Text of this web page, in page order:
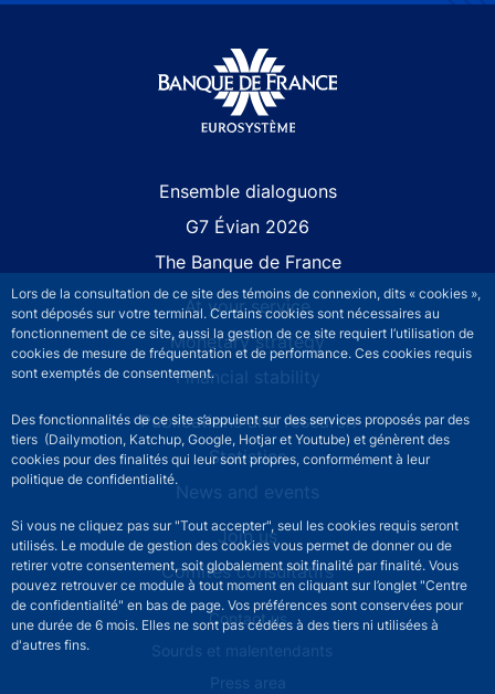
Lors de la consultation de ce site des témoins de connexion, dits « cookies »,
sont déposés sur votre terminal. Certains cookies sont nécessaires au
fonctionnement de ce site, aussi la gestion de ce site requiert l’utilisation de
cookies de mesure de fréquentation et de performance. Ces cookies requis
sont exemptés de consentement.
Des fonctionnalités de ce site s’appuient sur des services proposés par des
tiers (Dailymotion, Katchup, Google, Hotjar et Youtube) et génèrent des
cookies pour des finalités qui leur sont propres, conformément à leur
politique de confidentialité.
Si vous ne cliquez pas sur "Tout accepter", seul les cookies requis seront
utilisés. Le module de gestion des cookies vous permet de donner ou de
retirer votre consentement, soit globalement soit finalité par finalité. Vous
pouvez retrouver ce module à tout moment en cliquant sur l’onglet "Centre
de confidentialité" en bas de page. Vos préférences sont conservées pour
une durée de 6 mois. Elles ne sont pas cédées à des tiers ni utilisées à
d'autres fins.
Ensemble dialoguons
G7 Évian 2026
The Banque de France
At your service
Monetary strategy
Financial stability
Publications and research
Statistics
News and events
Join us
Comités consultatifs
Footer secondary menuContact us
Sourds et malentendants
Press area